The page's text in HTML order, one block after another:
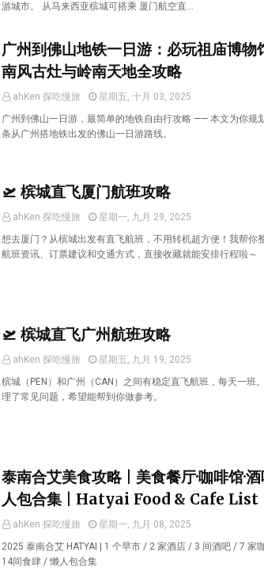
游城市。 从马来西亚槟城可搭乘 厦门航空直…
广州到佛山地铁一日游：必玩祖庙博物
南风古灶与岭南天地全攻略
ahKen 探吃慢旅
星期五, 十月 03, 2025
广州到佛山一日游，最简单的地铁自由行攻略 —— 本文为你规
条从广州搭地铁出发的佛山一日游路线。
🛫 槟城直飞厦门航班攻略
ahKen 探吃慢旅
星期一, 九月 29, 2025
想去厦门？从槟城出发有直飞航班，不用转机超方便！我帮你
航班资讯、订票建议和交通方式，直接收藏就能安排行程啦～
🛫 槟城直飞广州航班攻略
ahKen 探吃慢旅
星期五, 九月 19, 2025
槟城（PEN）和广州（CAN）之间有稳定直飞航班，每天一班
理了常见问题，希望能帮到你做参考。
泰南合艾美食攻略 | 美食餐厅·咖啡馆·
人包合集 | Hatyai Food & Cafe List
ahKen 探吃慢旅
星期一, 九月 08, 2025
2025 泰南合艾 HATYAI | 1 个早市 / 2 家酒店 / 3 间酒吧 / 7 家
14间食肆 / 懒人包合集